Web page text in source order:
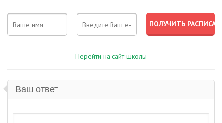
Перейти на сайт школы
Ваш ответ